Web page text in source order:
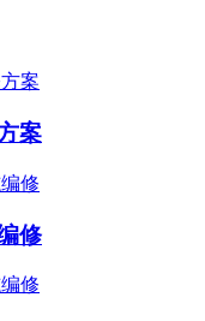
案
修